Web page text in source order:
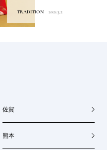
TRADITION 2021.3.2
佐賀
熊本